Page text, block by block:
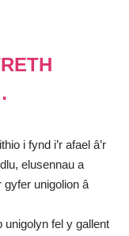
i fynd i’r afael â’r
elusennau a
gyfer unigolion â
unigolyn fel y gallent